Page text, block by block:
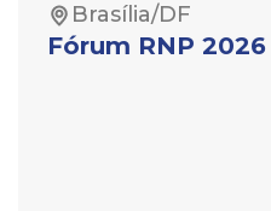
Brasília/DF
Fórum RNP 2026